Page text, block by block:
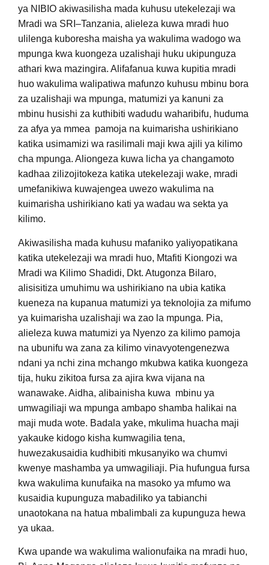
ya NIBIO akiwasilisha mada kuhusu utekelezaji wa
Mradi wa SRI–Tanzania, alieleza kuwa mradi huo
ulilenga kuboresha maisha ya wakulima wadogo wa
mpunga kwa kuongeza uzalishaji huku ukipunguza
athari kwa mazingira. Alifafanua kuwa kupitia mradi
huo wakulima walipatiwa mafunzo kuhusu mbinu bora
za uzalishaji wa mpunga, matumizi ya kanuni za
mbinu husishi za kuthibiti wadudu waharibifu, huduma
za afya ya mmea pamoja na kuimarisha ushirikiano
katika usimamizi wa rasilimali maji kwa ajili ya kilimo
cha mpunga. Aliongeza kuwa licha ya changamoto
kadhaa zilizojitokeza katika utekelezaji wake, mradi
umefanikiwa kuwajengea uwezo wakulima na
kuimarisha ushirikiano kati ya wadau wa sekta ya
kilimo.
Akiwasilisha mada kuhusu mafaniko yaliyopatikana
katika utekelezaji wa mradi huo, Mtafiti Kiongozi wa
Mradi wa Kilimo Shadidi, Dkt. Atugonza Bilaro,
alisisitiza umuhimu wa ushirikiano na ubia katika
kueneza na kupanua matumizi ya teknolojia za mifumo
ya kuimarisha uzalishaji wa zao la mpunga. Pia,
alieleza kuwa matumizi ya Nyenzo za kilimo pamoja
na ubunifu wa zana za kilimo vinavyotengenezwa
ndani ya nchi zina mchango mkubwa katika kuongeza
tija, huku zikitoa fursa za ajira kwa vijana na
wanawake. Aidha, alibainisha kuwa mbinu ya
umwagiliaji wa mpunga ambapo shamba halikai na
maji muda wote. Badala yake, mkulima huacha maji
yakauke kidogo kisha kumwagilia tena,
huwezakusaidia kudhibiti mkusanyiko wa chumvi
kwenye mashamba ya umwagiliaji. Pia hufungua fursa
kwa wakulima kunufaika na masoko ya mfumo wa
kusaidia kupunguza mabadiliko ya tabianchi
unaotokana na hatua mbalimbali za kupunguza hewa
ya ukaa.
Kwa upande wa wakulima walionufaika na mradi huo,